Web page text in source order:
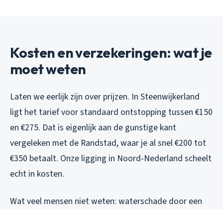
Kosten en verzekeringen: wat je
moet weten
Laten we eerlijk zijn over prijzen. In Steenwijkerland
ligt het tarief voor standaard ontstopping tussen €150
en €275. Dat is eigenlijk aan de gunstige kant
vergeleken met de Randstad, waar je al snel €200 tot
€350 betaalt. Onze ligging in Noord-Nederland scheelt
echt in kosten.
Wat veel mensen niet weten: waterschade door een